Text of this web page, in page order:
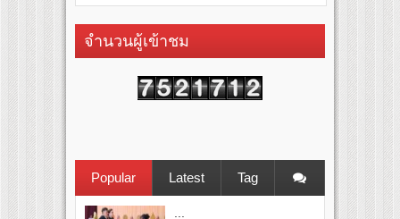
จำนวนผู้เข้าชม
Popular Latest Tag